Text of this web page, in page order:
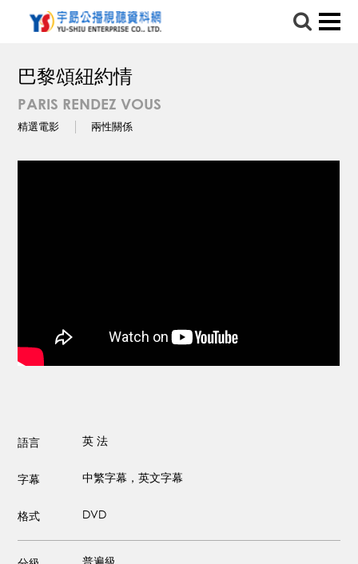
巴黎頌紐約情
PARIS RENDEZ VOUS
精選電影 兩性關係
語言 英 法
字幕 中繁字幕，英文字幕
格式 DVD
普遍級